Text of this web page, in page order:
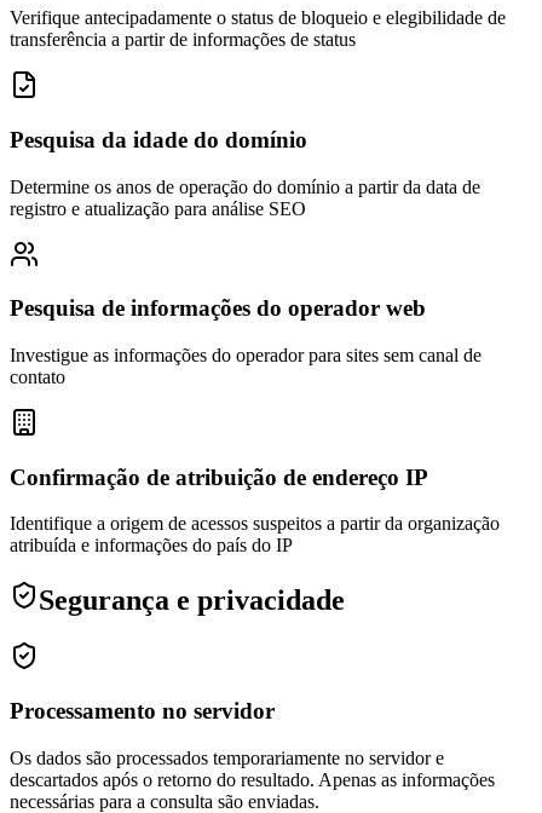
Verifique antecipadamente o status de bloqueio e elegibilidade de
transferência a partir de informações de status
Pesquisa da idade do domínio
Determine os anos de operação do domínio a partir da data de
registro e atualização para análise SEO
Pesquisa de informações do operador web
Investigue as informações do operador para sites sem canal de
contato
Confirmação de atribuição de endereço IP
Identifique a origem de acessos suspeitos a partir da organização
atribuída e informações do país do IP
Segurança e privacidade
Processamento no servidor
Os dados são processados temporariamente no servidor e
descartados após o retorno do resultado. Apenas as informações
necessárias para a consulta são enviadas.